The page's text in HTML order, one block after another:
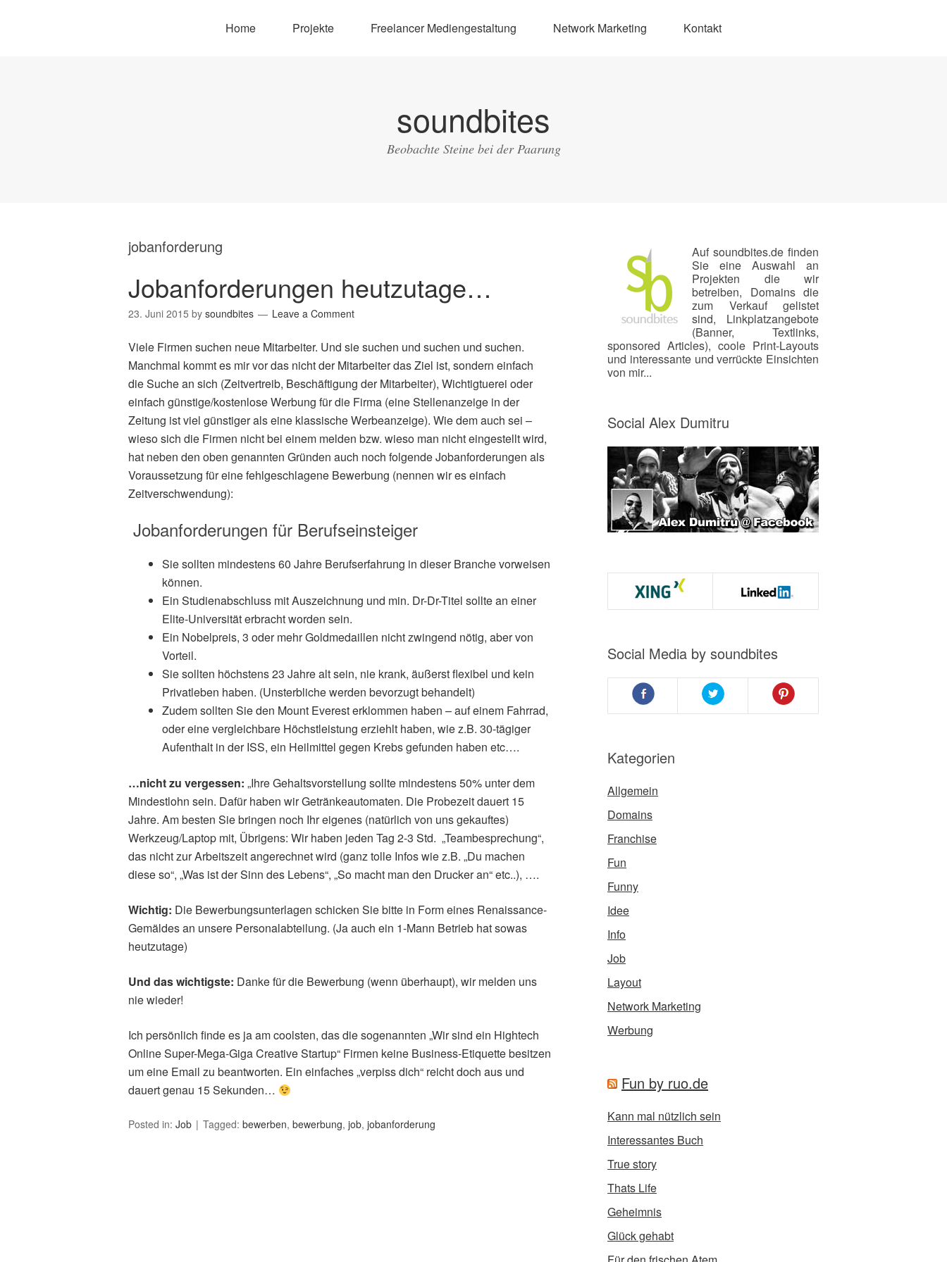
Home Projekte Freelancer Mediengestaltung Network Marketing Kontakt
soundbites
Beobachte Steine bei der Paarung
jobanforderung
Jobanforderungen heutzutage…
23. Juni 2015 by soundbites Leave a Comment
Viele Firmen suchen neue Mitarbeiter. Und sie suchen und suchen und suchen.
Manchmal kommt es mir vor das nicht der Mitarbeiter das Ziel ist, sondern einfach
die Suche an sich (Zeitvertreib, Beschäftigung der Mitarbeiter), Wichtigtuerei oder
einfach günstige/kostenlose Werbung für die Firma (eine Stellenanzeige in der
Zeitung ist viel günstiger als eine klassische Werbeanzeige). Wie dem auch sei –
wieso sich die Firmen nicht bei einem melden bzw. wieso man nicht eingestellt wird,
hat neben den oben genannten Gründen auch noch folgende Jobanforderungen als
Voraussetzung für eine fehlgeschlagene Bewerbung (nennen wir es einfach
Zeitverschwendung):
Jobanforderungen für Berufseinsteiger
Sie sollten mindestens 60 Jahre Berufserfahrung in dieser Branche vorweisen
können.
Ein Studienabschluss mit Auszeichnung und min. Dr-Dr-Titel sollte an einer
Elite-Universität erbracht worden sein.
Ein Nobelpreis, 3 oder mehr Goldmedaillen nicht zwingend nötig, aber von
Vorteil.
Sie sollten höchstens 23 Jahre alt sein, nie krank, äußerst flexibel und kein
Privatleben haben. (Unsterbliche werden bevorzugt behandelt)
Zudem sollten Sie den Mount Everest erklommen haben – auf einem Fahrrad,
oder eine vergleichbare Höchstleistung erziehlt haben, wie z.B. 30-tägiger
Aufenthalt in der ISS, ein Heilmittel gegen Krebs gefunden haben etc….
…nicht zu vergessen: „Ihre Gehaltsvorstellung sollte mindestens 50% unter dem
Mindestlohn sein. Dafür haben wir Getränkeautomaten. Die Probezeit dauert 15
Jahre. Am besten Sie bringen noch Ihr eigenes (natürlich von uns gekauftes)
Werkzeug/Laptop mit, Übrigens: Wir haben jeden Tag 2-3 Std. „Teambesprechung“,
das nicht zur Arbeitszeit angerechnet wird (ganz tolle Infos wie z.B. „Du machen
diese so“, „Was ist der Sinn des Lebens“, „So macht man den Drucker an“ etc..), ….
Wichtig: Die Bewerbungsunterlagen schicken Sie bitte in Form eines Renaissance-
Gemäldes an unsere Personalabteilung. (Ja auch ein 1-Mann Betrieb hat sowas
heutzutage)
Und das wichtigste: Danke für die Bewerbung (wenn überhaupt), wir melden uns
nie wieder!
Ich persönlich finde es ja am coolsten, das die sogenannten „Wir sind ein Hightech
Online Super-Mega-Giga Creative Startup“ Firmen keine Business-Etiquette besitzen
um eine Email zu beantworten. Ein einfaches „verpiss dich“ reicht doch aus und
dauert genau 15 Sekunden…
Posted in: Job Tagged: bewerben, bewerbung, job, jobanforderung
Auf soundbites.de finden
Sie eine Auswahl an
Projekten die wir
betreiben, Domains die
zum Verkauf gelistet
sind, Linkplatzangebote
(Banner, Textlinks,
sponsored Articles), coole Print-Layouts
und interessante und verrückte Einsichten
von mir...
Social Alex Dumitru
Social Media by soundbites
Kategorien
Allgemein
Domains
Franchise
Fun
Funny
Idee
Info
Job
Layout
Network Marketing
Werbung
Fun by ruo.de
Kann mal nützlich sein
Interessantes Buch
True story
Thats Life
Geheimnis
Glück gehabt